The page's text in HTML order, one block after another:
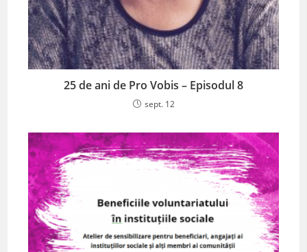
25 de ani de Pro Vobis – Episodul 8
sept. 12